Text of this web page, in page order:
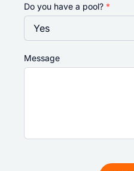
Do you have a pool? *
Message